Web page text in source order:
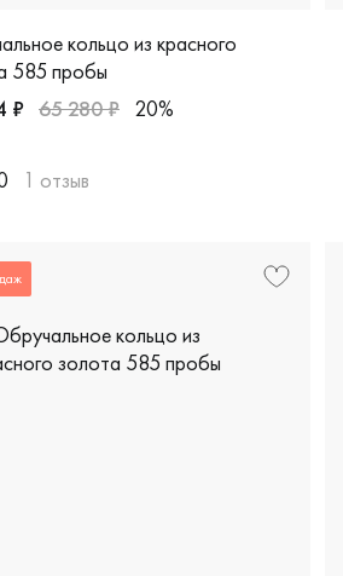
кольцо из красного
585 пробы
₽ 65 280 ₽ 20%
1 отзыв